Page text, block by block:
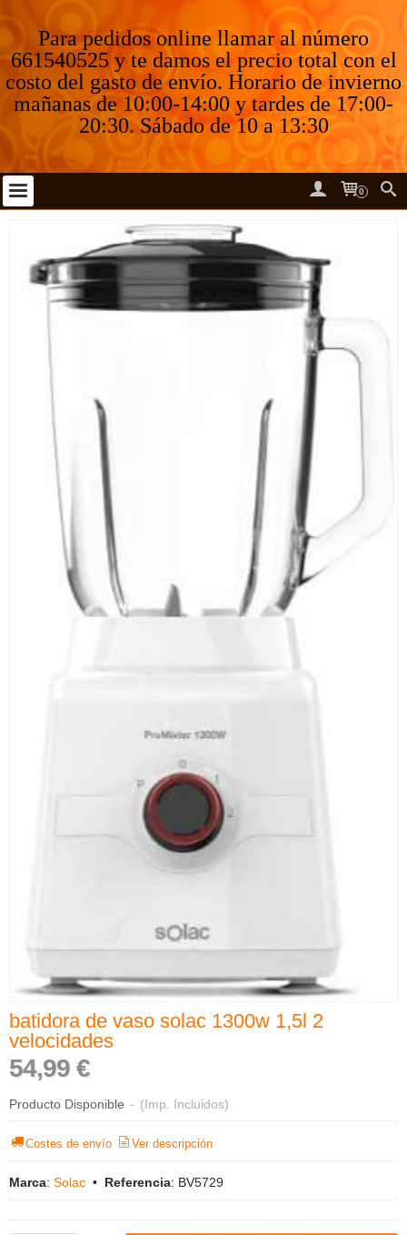
Para pedidos online llamar al número
661540525 y te damos el precio total con el
costo del gasto de envío. Horario de invierno
mañanas de 10:00-14:00 y tardes de 17:00-
20:30. Sábado de 10 a 13:30
0
batidora de vaso solac 1300w 1,5l 2
velocidades
54,99 €
Producto Disponible - (Imp. Incluidos)
Costes de envío Ver descripción
Marca: Solac • Referencia: BV5729